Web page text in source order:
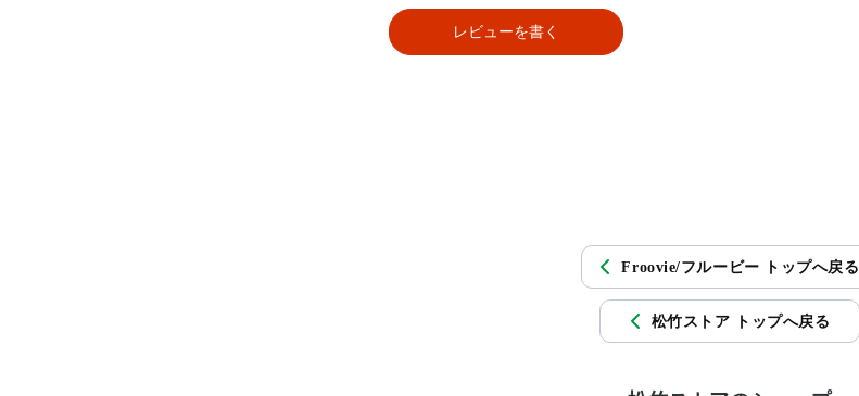
レビューを書く
Froovie/フルービー トップへ戻る
松竹ストア トップへ戻る